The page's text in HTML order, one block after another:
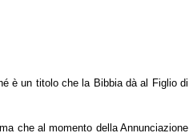
è un titolo che la Bibbia dà al Figlio di
che al momento della Annunciazione